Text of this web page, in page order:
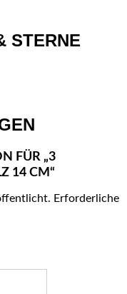
STERNE
FÜR „3
14 CM“
Erforderliche